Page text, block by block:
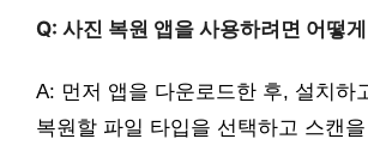
Q: 사진 복원 앱을 사용하려면 어떻
A: 먼저 앱을 다운로드한 후, 설치하
복원할 파일 타입을 선택하고 스캔